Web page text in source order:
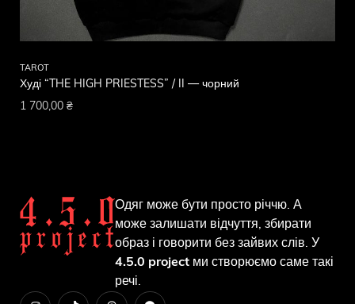
TAROT
Худі “THE HIGH PRIESTESS” / II — чорний
1 700,00 ₴
Одяг може бути просто річчю. А
може залишати відчуття, збирати
образ і говорити без зайвих слів. У
4.5.0 project ми створюємо саме такі
речі.